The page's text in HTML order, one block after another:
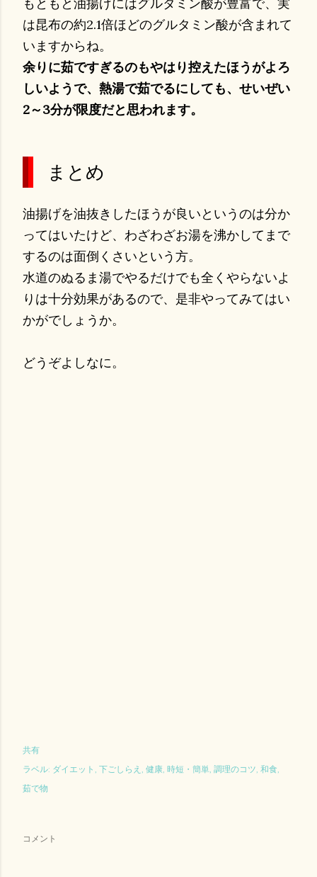
は昆布の約2.1倍ほどのグルタミン酸が含まれて
いますからね。
余りに茹ですぎるのもやはり控えたほうがよろ
しいようで、熱湯で茹でるにしても、せいぜい
2～3分が限度だと思われます。
まとめ
油揚げを油抜きしたほうが良いというのは分か
ってはいたけど、わざわざお湯を沸かしてまで
するのは面倒くさいという方。
水道のぬるま湯でやるだけでも全くやらないよ
りは十分効果があるので、是非やってみてはい
かがでしょうか。
どうぞよしなに。
共有
ラベル: ダイエット 下ごしらえ 健康 時短・簡単 調理のコツ 和食
茹で物
コメント